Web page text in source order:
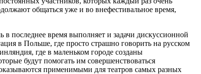
общаться уже и во внефестивальное время,
последнее время выполняет и задачи дискуссионной
в Польше, где просто страшно говорить на русском
где в маленьком городе созданы
будут помогать им совершенствоваться
применимыми для театров самых разных